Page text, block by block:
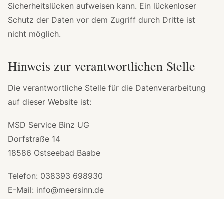
Sicherheitslücken aufweisen kann. Ein lückenloser
Schutz der Daten vor dem Zugriff durch Dritte ist
nicht möglich.
Hinweis zur verantwortlichen Stelle
Die verantwortliche Stelle für die Datenverarbeitung
auf dieser Website ist:
MSD Service Binz UG
Dorfstraße 14
18586 Ostseebad Baabe
Telefon: 038393 698930
E-Mail: info@meersinn.de